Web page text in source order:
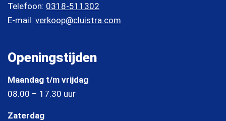
Telefoon: 0318-511302
E-mail: verkoop@cluistra.com
Openingstijden
Maandag t/m vrijdag
08.00 – 17.30 uur
Zaterdag